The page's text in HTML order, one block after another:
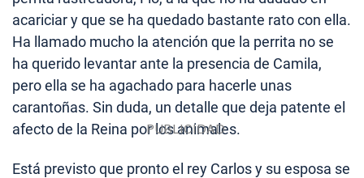
acariciar y que se ha quedado bastante rato con ella.
Ha llamado mucho la atención que la perrita no se
ha querido levantar ante la presencia de Camila,
pero ella se ha agachado para hacerle unas
carantoñas. Sin duda, un detalle que deja patente el
afecto de la Reina por los animales.
Está previsto que pronto el rey Carlos y su esposa se